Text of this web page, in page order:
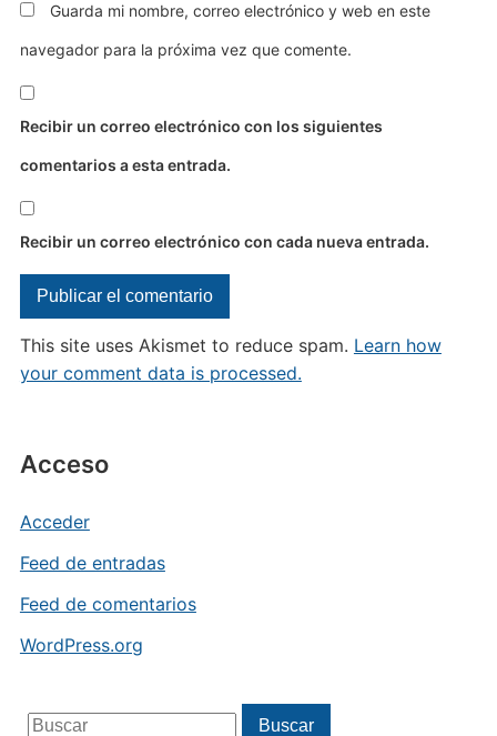
Acceso
Acceder
Feed de entradas
Feed de comentarios
WordPress.org
Buscar: Buscar
Guarda mi nombre, correo electrónico y web en este
navegador para la próxima vez que comente.
Recibir un correo electrónico con los siguientes
comentarios a esta entrada.
Recibir un correo electrónico con cada nueva entrada.
This site uses Akismet to reduce spam. Learn how
your comment data is processed.